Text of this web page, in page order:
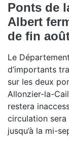
Ponts de
Albert
de fin
Le
d’importants
sur les deux
Allonzier-la-
restera
circulation
jusqu’à la mi-